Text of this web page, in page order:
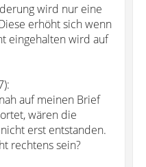
wird nur eine
erhöht sich wenn
eingehalten wird auf
auf meinen Brief
wären die
erst entstanden.
rechtens sein?